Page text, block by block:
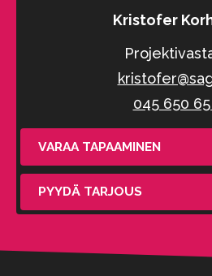
Kristofer
045 650
VARAA TAPAAMINEN
PYYDÄ TARJOUS